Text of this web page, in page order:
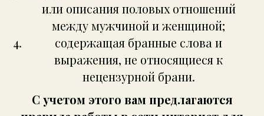
или описания половых отношений
между мужчиной и женщиной;
содержащая бранные слова и
выражения, не относящиеся к
нецензурной брани.
С учетом этого вам предлагаются